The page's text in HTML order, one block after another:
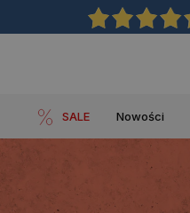
SALE Nowości